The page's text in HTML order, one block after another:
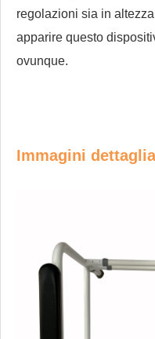
regolazioni sia in
apparire questo
ovunque.
Immagini